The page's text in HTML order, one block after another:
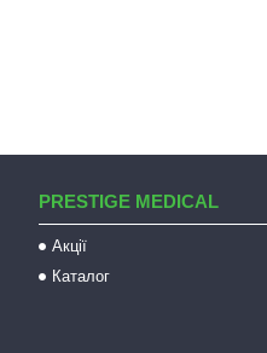
PRESTIGE MEDICAL
Акції
Каталог